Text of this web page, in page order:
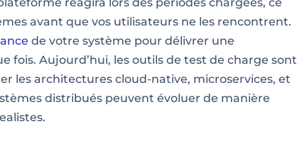
avant que vos utilisateurs ne les rencontrent.
de votre système pour délivrer une
fois. Aujourd’hui, les outils de test de charge sont
les architectures cloud-native, microservices, et
distribués peuvent évoluer de manière